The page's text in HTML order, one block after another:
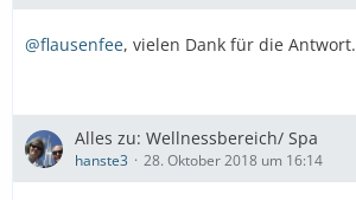
@flausenfee, vielen Dank für die Antwort.
Alles zu: Wellnessbereich/ Spa
hanste3 28. Oktober 2018 um 16:14